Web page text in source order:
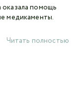
помощь
медикаменты.
Читать полностью